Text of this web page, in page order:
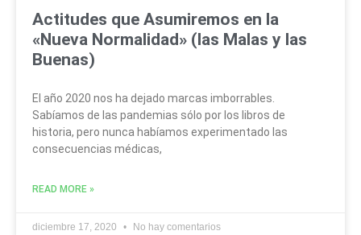
Actitudes que Asumiremos en la
«Nueva Normalidad» (las Malas y las
Buenas)
El año 2020 nos ha dejado marcas imborrables.
Sabíamos de las pandemias sólo por los libros de
historia, pero nunca habíamos experimentado las
consecuencias médicas,
READ MORE »
diciembre 17, 2020 No hay comentarios